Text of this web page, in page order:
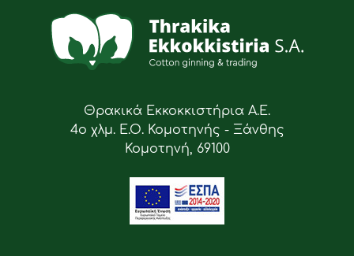
Θρακικά Εκκοκκιστήρια Α.Ε.
4ο χλμ. Ε.Ο. Κομοτηνής - Ξάνθης
Κομοτηνή, 69100